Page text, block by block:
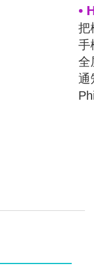
•
把
手
全
通